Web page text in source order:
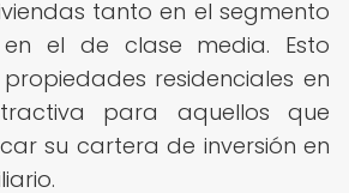
tanto en el segmento
el de clase media. Esto
residenciales en
para aquellos que
su cartera de inversión en